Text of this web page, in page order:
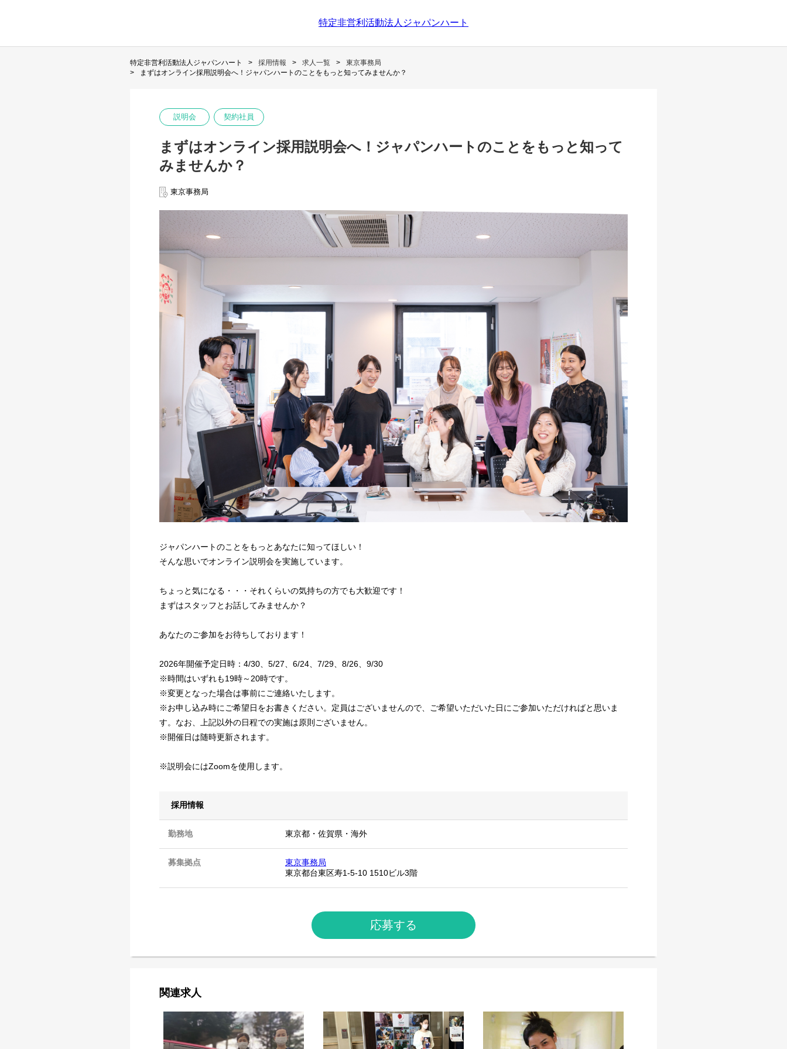
特定非営利活動法人ジャパンハート
特定非営利活動法人ジャパンハート 採用情報 求人一覧
東京事務局
まずはオンライン採用説明会へ！ジャパンハートのことをもっと知ってみませんか？
説明会 契約社員
まずはオンライン採用説明会へ！ジャパンハートのことをもっと知って
みませんか？
東京事務局
ジャパンハートのことをもっとあなたに知ってほしい！
そんな思いでオンライン説明会を実施しています。
ちょっと気になる・・・それくらいの気持ちの方でも大歓迎です！
まずはスタッフとお話してみませんか？
あなたのご参加をお待ちしております！
2026年開催予定日時：4/30、5/27、6/24、7/29、8/26、9/30
※時間はいずれも19時～20時です。
※変更となった場合は事前にご連絡いたします。
※お申し込み時にご希望日をお書きください。定員はございませんので、ご希望いただいた日にご参加いただければと思いま
す。なお、上記以外の日程での実施は原則ございません。
※開催日は随時更新されます。
※説明会にはZoomを使用します。
採用情報
勤務地 東京都 ・ 佐賀県 ・ 海外
募集拠点
東京事務局
東京都台東区寿1-5-10 1510ビル3階
応募する
関連求人